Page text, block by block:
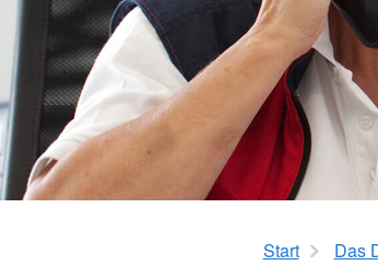
Tagespflege
Rotkreuzkurs EH Forst
Start Das